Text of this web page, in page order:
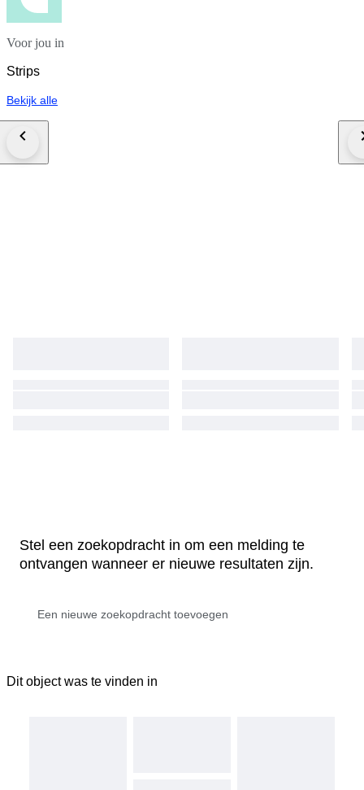
Voor jou in
Strips
Bekijk alle
Stel een zoekopdracht in om een melding te
ontvangen wanneer er nieuwe resultaten zijn.
Dit object was te vinden in